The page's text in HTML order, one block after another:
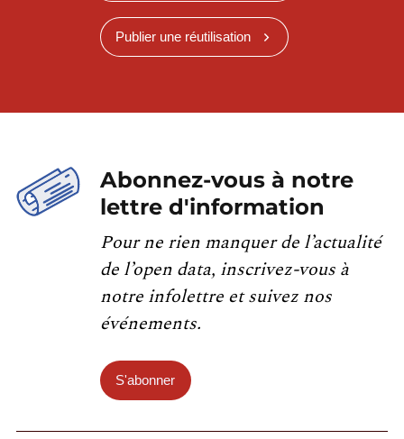
Publier une réutilisation
Abonnez-vous à notre
lettre d'information
Pour ne rien manquer de l’actualité
de l’open data, inscrivez-vous à
notre infolettre et suivez nos
événements.
S'abonner